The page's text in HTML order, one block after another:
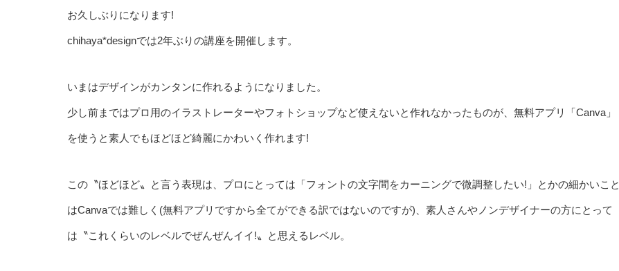
お久しぶりになります!
chihaya*designでは2年ぶりの講座を開催します。
いまはデザインがカンタンに作れるようになりました。
少し前まではプロ用のイラストレーターやフォトショップなど使えないと作れなかったものが、無料アプリ「Canva」
を使うと素人でもほどほど綺麗にかわいく作れます!
この〝ほどほど〟と言う表現は、プロにとっては「フォントの文字間をカーニングで微調整したい!」とかの細かいこと
はCanvaでは難しく(無料アプリですから全てができる訳ではないのですが)、素人さんやノンデザイナーの方にとって
は〝これくらいのレベルでぜんぜんイイ!〟と思えるレベル。